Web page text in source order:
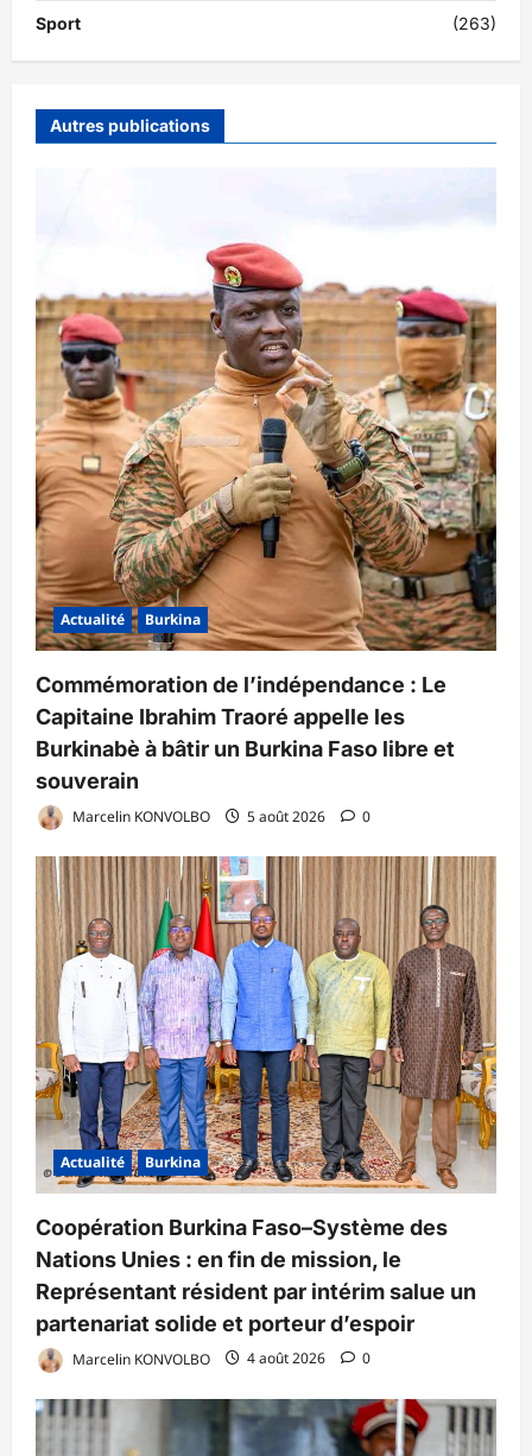
Sport (263)
Autres publications
Actualité Burkina
Commémoration de l’indépendance : Le
Capitaine Ibrahim Traoré appelle les
Burkinabè à bâtir un Burkina Faso libre et
souverain
Marcelin KONVOLBO 5 août 2026 0
Actualité Burkina
Coopération Burkina Faso–Système des
Nations Unies : en fin de mission, le
Représentant résident par intérim salue un
partenariat solide et porteur d’espoir
Marcelin KONVOLBO 4 août 2026 0